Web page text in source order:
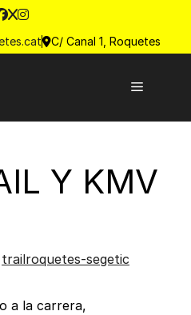
C/ Canal 1, Roquetes
Y KMV
trailroquetes-segetic
a la carrera,